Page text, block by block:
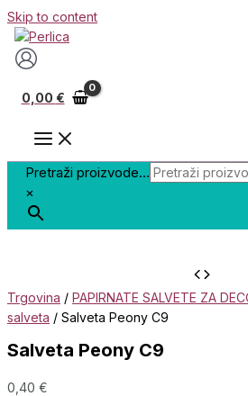
Skip to content
0,00 €
Pretraži proizvode...
×
Trgovina / PAPIRNATE SALVETE ZA
salveta / Salveta Peony C9
Salveta Peony C9
0,40 €